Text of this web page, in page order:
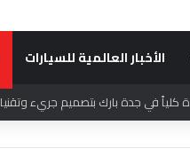
الأخبار العالمية للسيارات